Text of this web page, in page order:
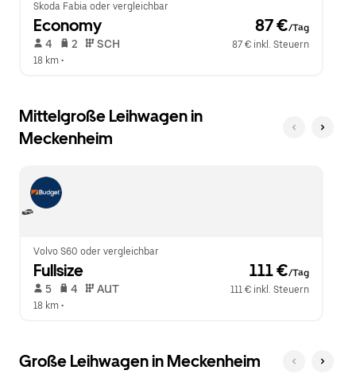
Skoda Fabia oder vergleichbar
Economy 87 €/Tag
4 2 SCH
87 € inkl. Steuern
18 km •
Mittelgroße Leihwagen in
Meckenheim
Volvo S60 oder vergleichbar
Fullsize 111 €/Tag
5 4 AUT
111 € inkl. Steuern
18 km •
Große Leihwagen in Meckenheim